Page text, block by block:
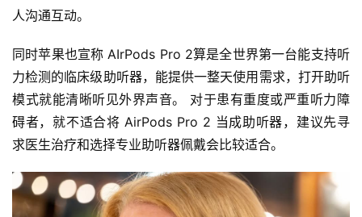
人沟通互动。
同时苹果也宣称 AIrPods Pro 2算是全世界第一台能支持听
力检测的临床级助听器，能提供一整天使用需求，打开助听
模式就能清晰听见外界声音。 对于患有重度或严重听力障
碍者，就不适合将 AirPods Pro 2 当成助听器，建议先寻
求医生治疗和选择专业助听器佩戴会比较适合。